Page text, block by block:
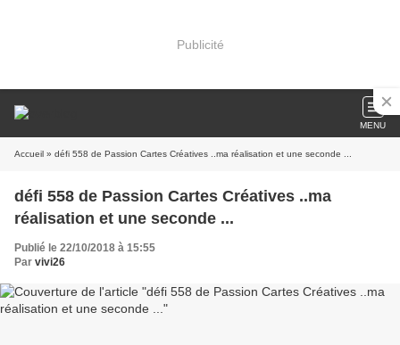
Publicité
MENU
Accueil » défi 558 de Passion Cartes Créatives ..ma réalisation et une seconde ...
défi 558 de Passion Cartes Créatives ..ma
réalisation et une seconde ...
Publié le 22/10/2018 à 15:55
Par vivi26